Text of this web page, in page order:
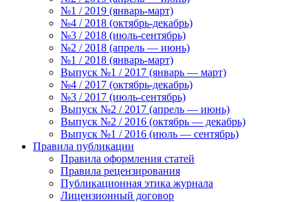
№1 / 2019 (январь-март)
№4 / 2018 (октябрь-декабрь)
№3 / 2018 (июль-сентябрь)
№2 / 2018 (апрель — июнь)
№1 / 2018 (январь-март)
Выпуск №1 / 2017 (январь — март)
№4 / 2017 (октябрь-декабрь)
№3 / 2017 (июль-сентябрь)
Выпуск №2 / 2017 (апрель — июнь)
Выпуск №2 / 2016 (октябрь — декабрь)
Выпуск №1 / 2016 (июль — сентябрь)
Правила публикации
Правила оформления статей
Правила рецензирования
Публикационная этика журнала
Лицензионный договор